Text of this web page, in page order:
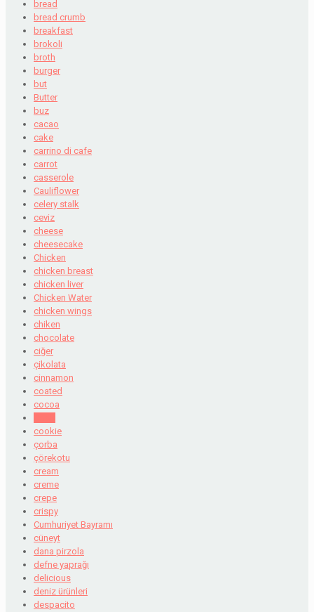
bread
bread crumb
breakfast
brokoli
broth
burger
but
Butter
buz
cacao
cake
carrino di cafe
carrot
casserole
Cauliflower
celery stalk
ceviz
cheese
cheesecake
Chicken
chicken breast
chicken liver
Chicken Water
chicken wings
chiken
chocolate
ciğer
çikolata
cinnamon
coated
cocoa
cookie
çorba
çörekotu
cream
creme
crepe
crispy
Cumhuriyet Bayramı
cüneyt
dana pirzola
defne yaprağı
delicious
deniz ürünleri
despacito